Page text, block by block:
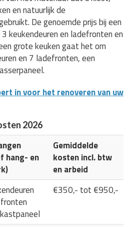
en natuurlijk de
De genoemde prijs bij een
keukendeuren en ladefronten en
grote keuken gaat het om
en 7 ladefronten, een
in voor het renoveren van uw
2026
hang- en
Gemiddelde
kosten incl. btw
en arbeid
€350,- tot €950,-